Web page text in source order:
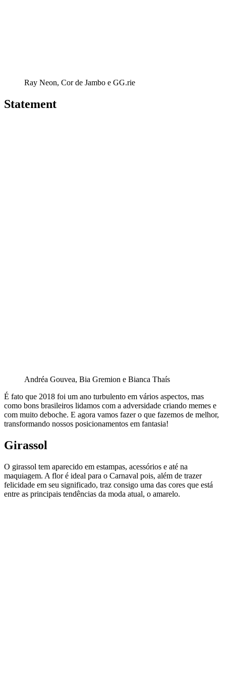
Ray Neon, Cor de Jambo e GG.rie
Statement
Andréa Gouvea, Bia Gremion e Bianca Thaís
É fato que 2018 foi um ano turbulento em vários aspectos, mas
como bons brasileiros lidamos com a adversidade criando memes e
com muito deboche. E agora vamos fazer o que fazemos de melhor,
transformando nossos posicionamentos em fantasia!
Girassol
O girassol tem aparecido em estampas, acessórios e até na
maquiagem. A flor é ideal para o Carnaval pois, além de trazer
felicidade em seu significado, traz consigo uma das cores que está
entre as principais tendências da moda atual, o amarelo.